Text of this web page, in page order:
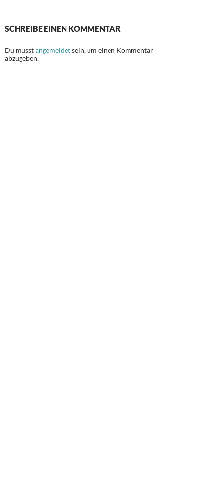
SCHREIBE EINEN KOMMENTAR
Du musstangemeldetsein, um einen Kommentar
abzugeben.